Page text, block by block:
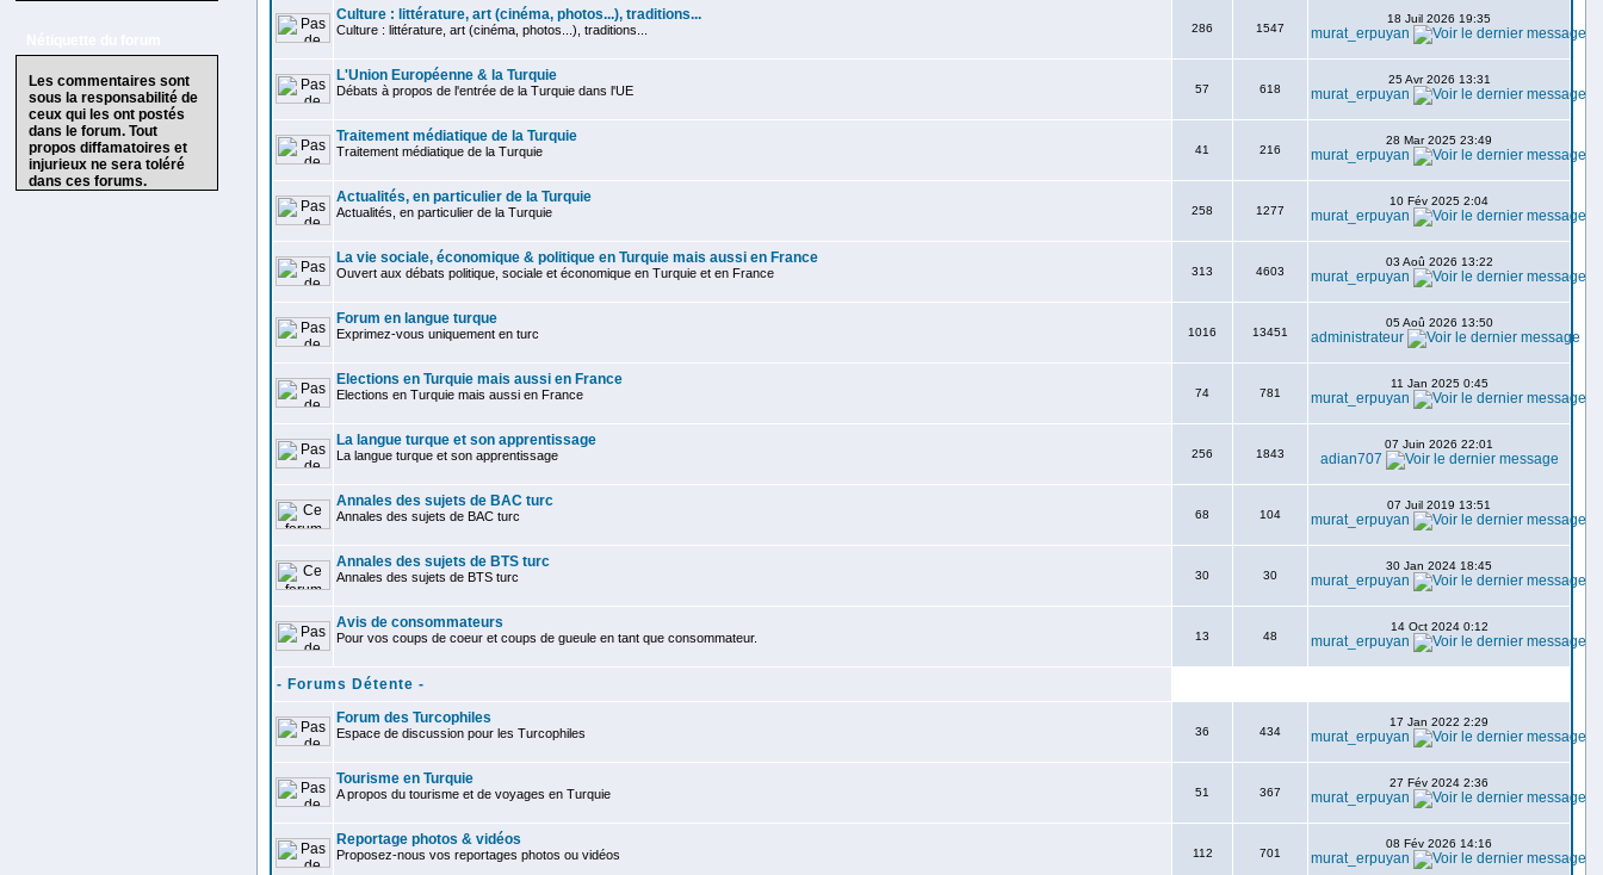
Les commentaires sont
sous la responsabilité de
ceux qui les ont postés
dans le forum. Tout
propos diffamatoires et
injurieux ne sera toléré
dans ces forums.
Culture : littérature, art (cinéma, photos...), traditions...
Culture : littérature, art (cinéma, photos...), traditions... 286 1547
18 Juil 2026 19:35
murat_erpuyan
L'Union Européenne & la Turquie
Débats à propos de l'entrée de la Turquie dans l'UE 57 618
25 Avr 2026 13:31
murat_erpuyan
Traitement médiatique de la Turquie
Traitement médiatique de la Turquie 41 216
28 Mar 2025 23:49
murat_erpuyan
Actualités, en particulier de la Turquie
Actualités, en particulier de la Turquie 258 1277
10 Fév 2025 2:04
murat_erpuyan
La vie sociale, économique & politique en Turquie mais aussi en France
Ouvert aux débats politique, sociale et économique en Turquie et en France 313 4603
03 Aoû 2026 13:22
murat_erpuyan
Forum en langue turque
Exprimez-vous uniquement en turc 1016 13451
05 Aoû 2026 13:50
administrateur
Elections en Turquie mais aussi en France
Elections en Turquie mais aussi en France 74 781
11 Jan 2025 0:45
murat_erpuyan
La langue turque et son apprentissage
La langue turque et son apprentissage 256 1843
07 Juin 2026 22:01
adian707
Annales des sujets de BAC turc
Annales des sujets de BAC turc 68 104
07 Juil 2019 13:51
murat_erpuyan
Annales des sujets de BTS turc
Annales des sujets de BTS turc 30 30
30 Jan 2024 18:45
murat_erpuyan
Avis de consommateurs
Pour vos coups de coeur et coups de gueule en tant que consommateur. 13 48
14 Oct 2024 0:12
murat_erpuyan
- Forums Détente -
Forum des Turcophiles
Espace de discussion pour les Turcophiles 36 434
17 Jan 2022 2:29
murat_erpuyan
Tourisme en Turquie
A propos du tourisme et de voyages en Turquie 51 367
27 Fév 2024 2:36
murat_erpuyan
Reportage photos & vidéos
Proposez-nous vos reportages photos ou vidéos 112 701
08 Fév 2026 14:16
murat_erpuyan